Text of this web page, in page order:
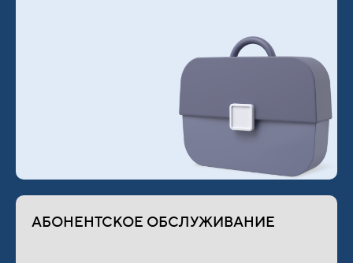
АБОНЕНТСКОЕ ОБСЛУЖИВАНИЕ